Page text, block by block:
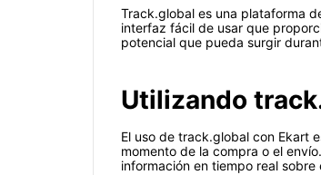
Track.global es una plataforma
interfaz fácil de usar que
potencial que pueda surgir
Utilizando
El uso de track.global con Ekart
momento de la compra o el
información en tiempo real sobre